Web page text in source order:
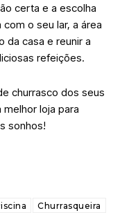
certa e a escolha
o seu lar, a área
da casa e reunir a
refeições.
churrasco dos seus
melhor loja para
sonhos!
Churrasqueira